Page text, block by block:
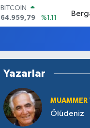
64.959,79
DOLAR
55,2510
%0.32
STERLİN
64,4811
%0.38
6660.55
BİST100
13.779
%-14
Yazarlar
MUAMMER
Ölüdeniz